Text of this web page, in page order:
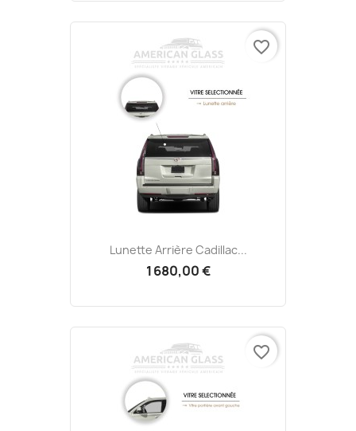
Lunette Arrière Cadillac...
1 680,00 €
favorite_border
favorite_border